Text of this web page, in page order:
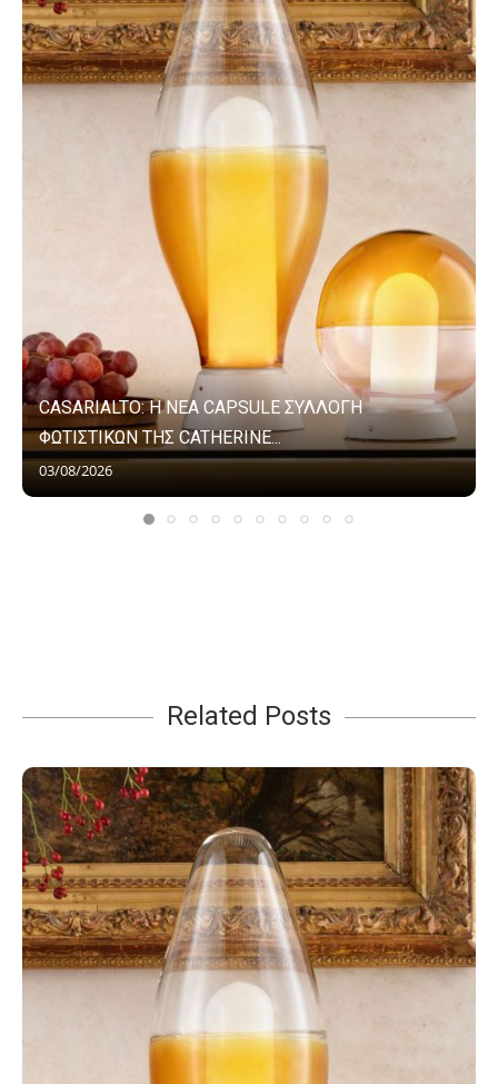
CASARIALTO: Η ΝΕΑ CAPSULE ΣΥΛΛΟΓΗ
ΦΩΤΙΣΤΙΚΩΝ ΤΗΣ CATHERINE...
03/08/2026
Related Posts